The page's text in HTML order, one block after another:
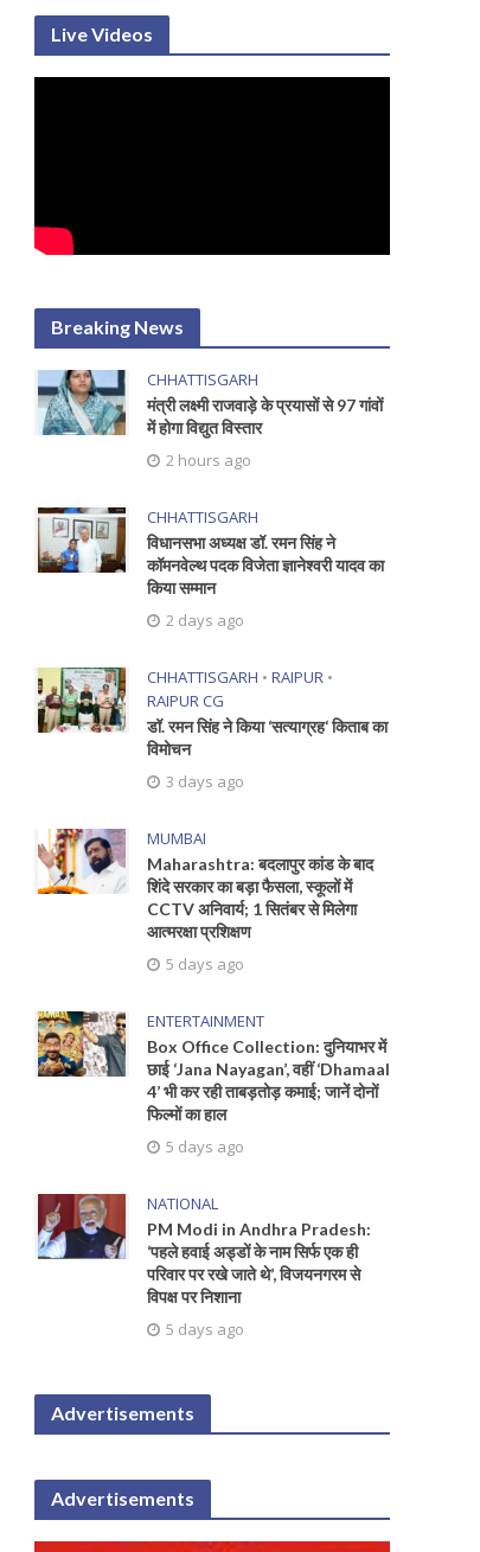
Live Videos
Breaking News
CHHATTISGARH
मंत्री लक्ष्मी राजवाड़े के प्रयासों से 97 गांवों
में होगा विद्युत विस्तार
2 hours ago
CHHATTISGARH
विधानसभा अध्यक्ष डॉ. रमन सिंह ने
कॉमनवेल्थ पदक विजेता ज्ञानेश्वरी यादव का
किया सम्मान
2 days ago
CHHATTISGARH • RAIPUR •
RAIPUR CG
डॉ. रमन सिंह ने किया ‘सत्याग्रह‘ किताब का
विमोचन
3 days ago
MUMBAI
Maharashtra: बदलापुर कांड के बाद
शिंदे सरकार का बड़ा फैसला, स्कूलों में
CCTV अनिवार्य; 1 सितंबर से मिलेगा
आत्मरक्षा प्रशिक्षण
5 days ago
ENTERTAINMENT
Box Office Collection: दुनियाभर में
छाई ‘Jana Nayagan’, वहीं ‘Dhamaal
4’ भी कर रही ताबड़तोड़ कमाई; जानें दोनों
फिल्मों का हाल
5 days ago
NATIONAL
PM Modi in Andhra Pradesh:
‘पहले हवाई अड्डों के नाम सिर्फ एक ही
परिवार पर रखे जाते थे’, विजयनगरम से
विपक्ष पर निशाना
5 days ago
Advertisements
Advertisements